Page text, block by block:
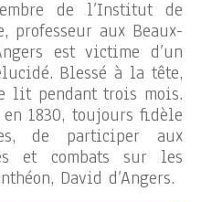
de l’Institut de
professeur aux Beaux-
est victime d’un
Blessé à la tête,
lit pendant trois mois.
en 1830, toujours fidèle
de participer aux
et combats sur les
David d’Angers.